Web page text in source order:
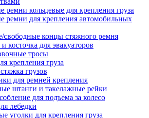
ремни кольцевые для крепления груза
ремни для крепления автомобильных
свободные концы стяжного ремня
косточка для эвакуаторов
тросы
крепления груза
грузов
для ремней крепления
штанги и такелажные рейки
для подъема за колесо
лебедки
уголки для крепления груза